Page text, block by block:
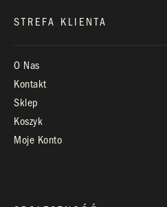
STREFA KLIENTA
O Nas
Kontakt
Sklep
Koszyk
Moje Konto